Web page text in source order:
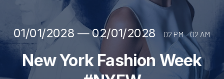
01/01/2028 —02/01/2028 02 PM - 02 AM
New York Fashion Week